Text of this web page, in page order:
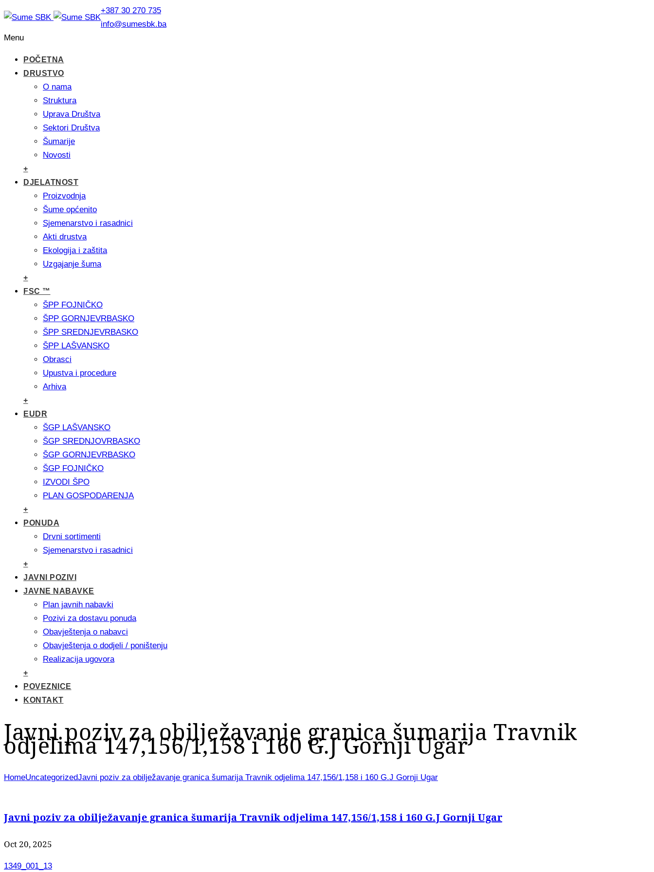
+387 30 270 735
info@sumesbk.ba
Menu
POČETNA
DRUSTVO
O nama
Struktura
Uprava Društva
Sektori Društva
Šumarije
Novosti
+
DJELATNOST
Proizvodnja
Šume općenito
Sjemenarstvo i rasadnici
Akti drustva
Ekologija i zaštita
Uzgajanje šuma
+
FSC ™
ŠPP FOJNIČKO
ŠPP GORNJEVRBASKO
ŠPP SREDNJEVRBASKO
ŠPP LAŠVANSKO
Obrasci
Upustva i procedure
Arhiva
+
EUDR
ŠGP LAŠVANSKO
ŠGP SREDNJOVRBASKO
ŠGP GORNJEVRBASKO
ŠGP FOJNIČKO
IZVODI ŠPO
PLAN GOSPODARENJA
+
PONUDA
Drvni sortimenti
Sjemenarstvo i rasadnici
+
JAVNI POZIVI
JAVNE NABAVKE
Plan javnih nabavki
Pozivi za dostavu ponuda
Obavještenja o nabavci
Obavještenja o dodjeli / poništenju
Realizacija ugovora
+
POVEZNICE
KONTAKT
Javni poziv za obilježavanje granica šumarija Travnik
odjelima 147,156/1,158 i 160 G.J Gornji Ugar
HomeUncategorizedJavni poziv za obilježavanje granica šumarija Travnik odjelima 147,156/1,158 i 160 G.J Gornji Ugar
Javni poziv za obilježavanje granica šumarija Travnik odjelima 147,156/1,158 i 160 G.J Gornji Ugar
Oct 20, 2025
1349_001_13